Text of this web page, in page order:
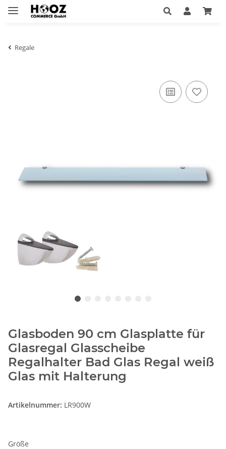
Regale
Glasboden 90 cm Glasplatte für
Glasregal Glasscheibe
Regalhalter Bad Glas Regal weiß
Glas mit Halterung
Artikelnummer: LR900W
Größe